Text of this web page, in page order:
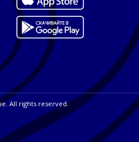
All rights reserved.